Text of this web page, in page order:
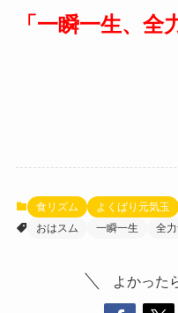
「一瞬一生、全
食リズム
よくばり元気玉
おはスム
一瞬一生 全
よかった